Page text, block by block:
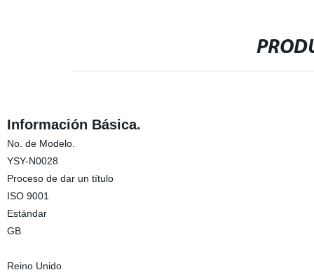
Información Básica.
No. de Modelo.
YSY-N0028
Proceso de dar un título
ISO 9001
Estándar
GB
Reino Unido